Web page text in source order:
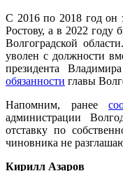
С 2016 по 2018 год он
Ростову, а в 2022
Волгоградской
уволен с должности
президента
обязанности главы
Напомним, ранее
администрации
отставку по
чиновника не
Кирилл Азаров